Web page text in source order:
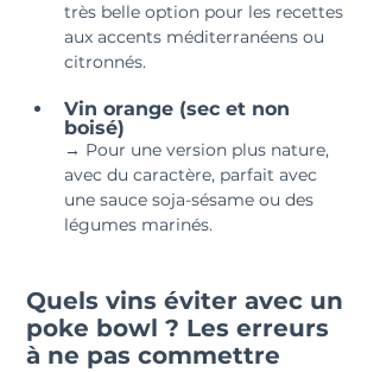
très belle option pour les recettes
aux accents méditerranéens ou
citronnés.
Vin orange (sec et non
boisé)
→ Pour une version plus nature,
avec du caractère, parfait avec
une sauce soja-sésame ou des
légumes marinés.
Quels vins éviter avec un
poke bowl ? Les erreurs
à ne pas commettre